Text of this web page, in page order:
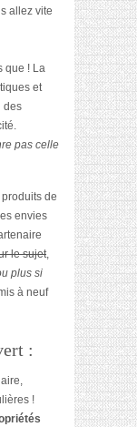
allez vite
que ! La
et
des
pas celle
de
envies
le sujet,
plus si
à neuf
:
!